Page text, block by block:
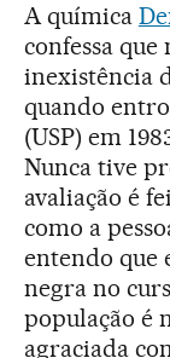
A química
confessa que
inexistência
quando
(USP) em
Nunca tive
avaliação é
como a
entendo que
negra no
população é
agraciada